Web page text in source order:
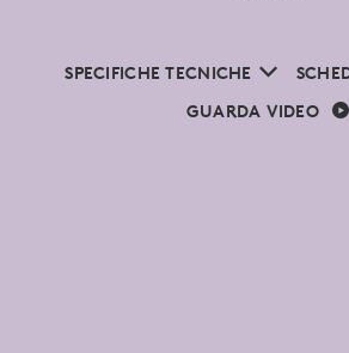
SPECIFICHE TECNICHE
GUARDA VIDEO